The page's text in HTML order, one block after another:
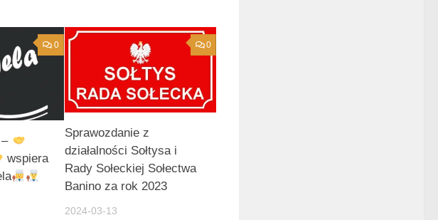
0
wspiera
0
Sprawozdanie z
działalności Sołtysa i
Rady Sołeckiej Sołectwa
Banino za rok 2023
2024-03-13